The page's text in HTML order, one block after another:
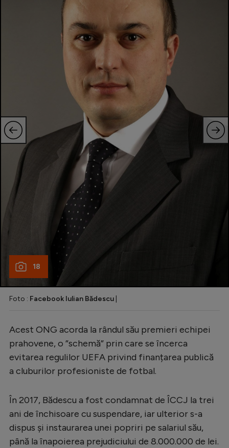
18
Foto : Facebook Iulian Bădescu
Acest ONG acorda la rândul său premieri echipei
prahovene, o ”schemă” prin care se încerca
evitarea regulilor UEFA privind finanțarea publică
a cluburilor profesioniste de fotbal.
În 2017, Bădescu a fost condamnat de ÎCCJ la trei
ani de închisoare cu suspendare, iar ulterior s-a
dispus și instaurarea unei popriri pe salariul său,
până la înapoierea prejudiciului de 8.000.000 de lei.